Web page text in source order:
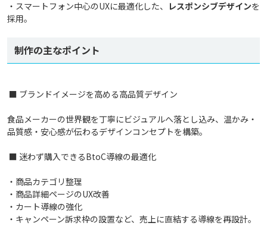
・スマートフォン中心のUXに最適化した、 レスポンシブデザインを
採用。
制作の主なポイント
■ ブランドイメージを高める高品質デザイン
食品メーカーの世界観を丁寧にビジュアルへ落とし込み、温かみ・
品質感・安心感が伝わるデザインコンセプトを構築。
■ 迷わず購入できるBtoC導線の最適化
・商品カテゴリ整理
・商品詳細ページのUX改善
・カート導線の強化
・キャンペーン訴求枠の設置など、売上に直結する導線を再設計。